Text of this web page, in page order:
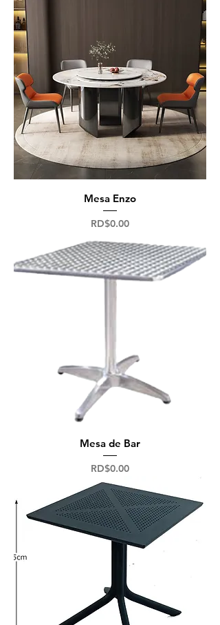
Mesa Enzo
Precio
RD$0.00
Mesa de Bar
Precio
RD$0.00